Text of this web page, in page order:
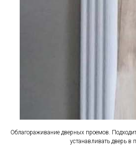
Облагораживание дверных проемов.
устанавливать дверь в